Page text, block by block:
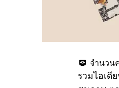
จำนวน
รวมไอเดี